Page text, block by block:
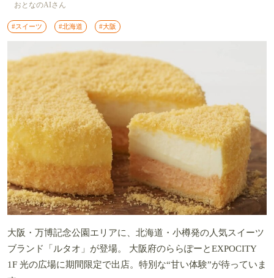
おとなのAIさん
#スイーツ #北海道 #大阪
大阪・万博記念公園エリアに、北海道・小樽発の人気スイーツ
ブランド「ルタオ」が登場。 大阪府のららぽーとEXPOCITY
1F 光の広場に期間限定で出店。特別な“甘い体験”が待っていま